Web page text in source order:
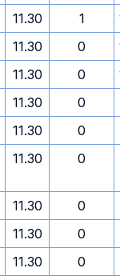
11.30 1
11.30 0
11.30 0
11.30
0
11.30
0
11.30 0
11.30
0
11.30
0
11.30
0